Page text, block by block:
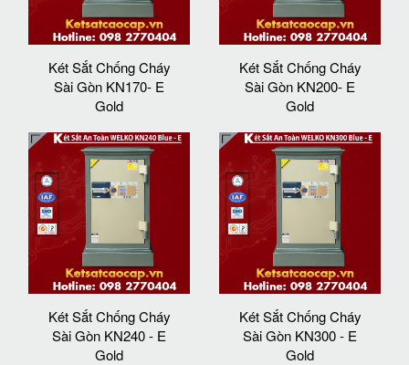
Két Sắt Chống Cháy
Sài Gòn KN170- E
Gold
Két Sắt Chống Cháy
Sài Gòn KN200- E
Gold
Két Sắt Chống Cháy
Sài Gòn KN240 - E
Gold
Két Sắt Chống Cháy
Sài Gòn KN300 - E
Gold